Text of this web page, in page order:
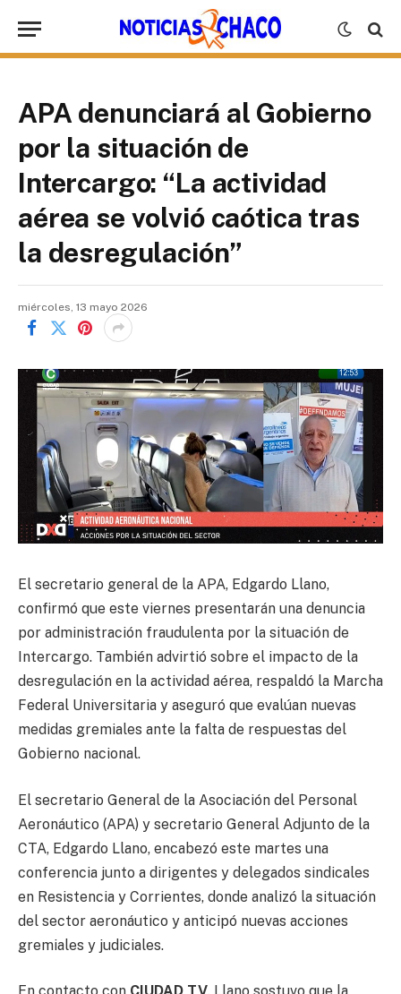
APA denunciará al Gobierno
por la situación de
Intercargo: “La actividad
aérea se volvió caótica tras
la desregulación”
miércoles, 13 mayo 2026
El secretario general de la APA, Edgardo Llano,
confirmó que este viernes presentarán una denuncia
por administración fraudulenta por la situación de
Intercargo. También advirtió sobre el impacto de la
desregulación en la actividad aérea, respaldó la Marcha
Federal Universitaria y aseguró que evalúan nuevas
medidas gremiales ante la falta de respuestas del
Gobierno nacional.
El secretario General de la Asociación del Personal
Aeronáutico (APA) y secretario General Adjunto de la
CTA, Edgardo Llano, encabezó este martes una
conferencia junto a dirigentes y delegados sindicales
en Resistencia y Corrientes, donde analizó la situación
del sector aeronáutico y anticipó nuevas acciones
gremiales y judiciales.